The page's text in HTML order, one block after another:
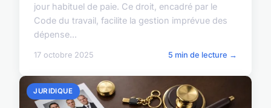
jour habituel de paie. Ce droit, encadré par le
Code du travail, facilite la gestion imprévue des
dépense...
17 octobre 2025 5 min de lecture →
JURIDIQUE